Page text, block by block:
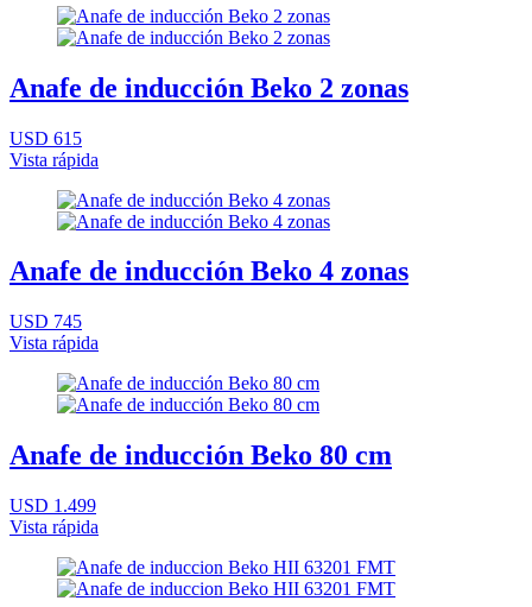
Anafe de inducción Beko 2 zonas
USD 615
Vista rápida
Anafe de inducción Beko 4 zonas
USD 745
Vista rápida
Anafe de inducción Beko 80 cm
USD 1.499
Vista rápida